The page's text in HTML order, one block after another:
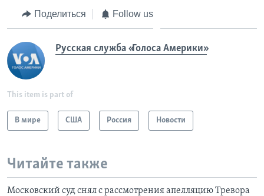
Поделиться Follow us
Русская служба «Голоса Америки»
This item is part of
В мире США Россия Новости
Читайте также
Московский суд снял с рассмотрения апелляцию Тревора